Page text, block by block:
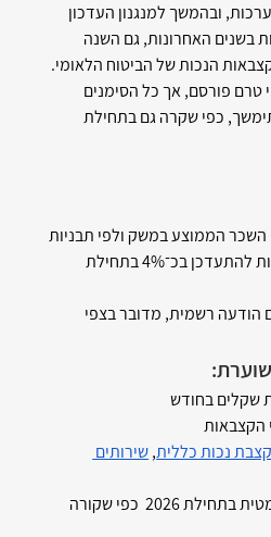
ובהמשך למנגנון העדכון
בשנים האחרונות, גם השנה
הנכות של הביטוח הלאומי.
טרם פורסם, אך כל הסימנים
כפי שקרה גם בתחילת
הממוצע במשק ולפי תבניות
העבר, קצבאות הנכות צפויות להתעדכן בכ־4% בתחילת
הודעה רשמית, מדובר בצפי
שקלים בחודש
הקצבאות
קצבת נכות כללית, שירותים
העדכון אמור להיכנס אוטומטית בתחילת 2026  כפי שקורה